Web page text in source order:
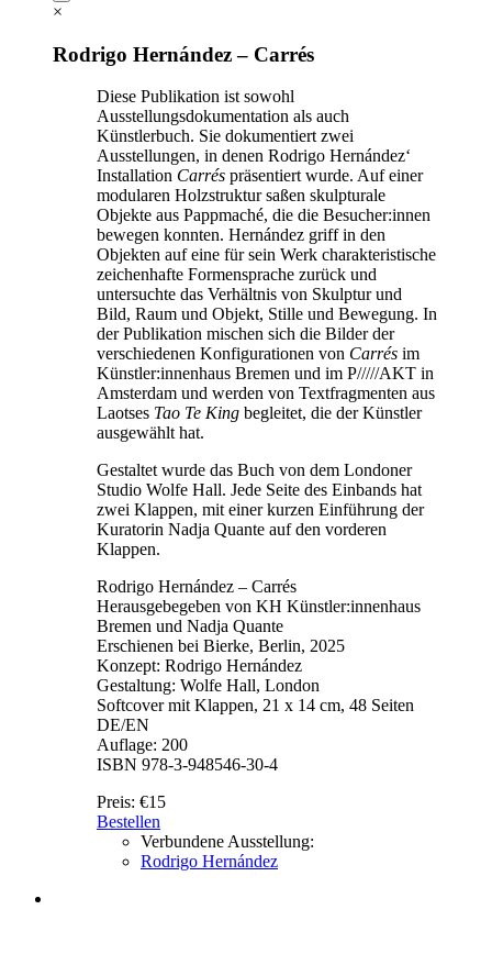
×
Rodrigo Hernández – Carrés
Diese Publikation ist sowohl
Ausstellungsdokumentation als auch
Künstlerbuch. Sie dokumentiert zwei
Ausstellungen, in denen Rodrigo Hernández‘
Installation Carrés präsentiert wurde. Auf einer
modularen Holzstruktur saßen skulpturale
Objekte aus Pappmaché, die die Besucher:innen
bewegen konnten. Hernández griff in den
Objekten auf eine für sein Werk charakteristische
zeichenhafte Formensprache zurück und
untersuchte das Verhältnis von Skulptur und
Bild, Raum und Objekt, Stille und Bewegung. In
der Publikation mischen sich die Bilder der
verschiedenen Konfigurationen von Carrés im
Künstler:innenhaus Bremen und im P/////AKT in
Amsterdam und werden von Textfragmenten aus
Laotses Tao Te King begleitet, die der Künstler
ausgewählt hat.
Gestaltet wurde das Buch von dem Londoner
Studio Wolfe Hall. Jede Seite des Einbands hat
zwei Klappen, mit einer kurzen Einführung der
Kuratorin Nadja Quante auf den vorderen
Klappen.
Rodrigo Hernández – Carrés
Herausgebegeben von KH Künstler:innenhaus
Bremen und Nadja Quante
Erschienen bei Bierke, Berlin, 2025
Konzept: Rodrigo Hernández
Gestaltung: Wolfe Hall, London
Softcover mit Klappen, 21 x 14 cm, 48 Seiten
DE/EN
Auflage: 200
ISBN 978-3-948546-30-4
Preis: €15
Bestellen
Verbundene Ausstellung:
Rodrigo Hernández